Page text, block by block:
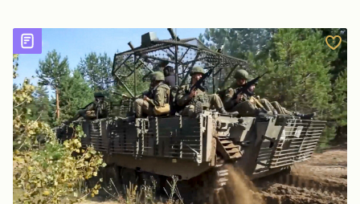
della guerra in Ucraina.